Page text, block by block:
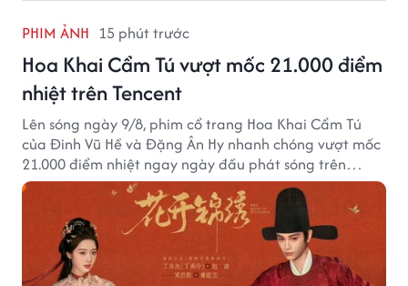
PHIM ẢNH 15 phút trước
Hoa Khai Cẩm Tú vượt mốc 21.000 điểm
nhiệt trên Tencent
Lên sóng ngày 9/8, phim cổ trang Hoa Khai Cẩm Tú
của Đinh Vũ Hề và Đặng Ân Hy nhanh chóng vượt mốc
21.000 điểm nhiệt ngay ngày đầu phát sóng trên
Tencent Video.